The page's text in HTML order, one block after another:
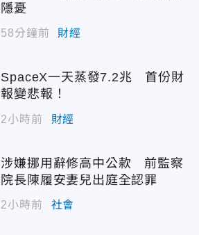
隱憂
58分鐘前 財經
SpaceX一天蒸發7.2兆 首份財
報變悲報！
2小時前 財經
涉嫌挪用辭修高中公款 前監察
院長陳履安妻兒出庭全認罪
2小時前 社會